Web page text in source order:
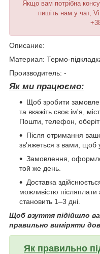
Якщо вам потрібна
пишіть нам у чат,
Описание:
Материал: Термо-
Производитель: -
Як ми працюємо:
Щоб зробити
та вкажіть своє ім'я,
Пошти, телефон,
Після отримання
зв'яжеться з вами, щоб
Замовлення,
той же день.
Доставка
можливістю післяплати
становить 1–3 дні.
Щоб взуття підійшло
правильно виміряти
Як правильно